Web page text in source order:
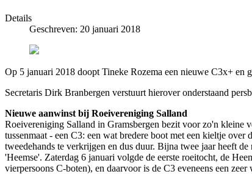
Details
Geschreven: 20 januari 2018
Op 5 januari 2018 doopt Tineke Rozema een nieuwe C3x+ en
Secretaris Dirk Branbergen verstuurt hierover onderstaand
Nieuwe aanwinst bij Roeivereniging Salland
Roeivereniging Salland in Gramsbergen bezit voor zo'n kleine
tussenmaat - een C3: een wat bredere boot met een kieltje
tweedehands te verkrijgen en dus duur. Bijna twee jaar heeft
'Heemse'. Zaterdag 6 januari volgde de eerste roeitocht, de
vierpersoons C-boten), en daarvoor is de C3 eveneens een